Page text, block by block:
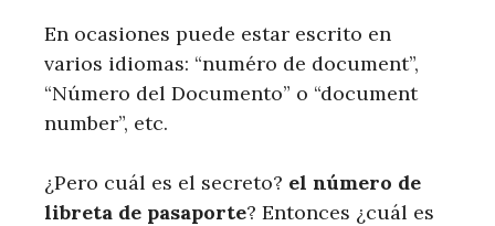
En ocasiones puede estar escrito en
varios idiomas: “numéro de document”,
“Número del Documento” o “document
number”, etc.
¿Pero cuál es el secreto? el número de
libreta de pasaporte? Entonces ¿cuál es